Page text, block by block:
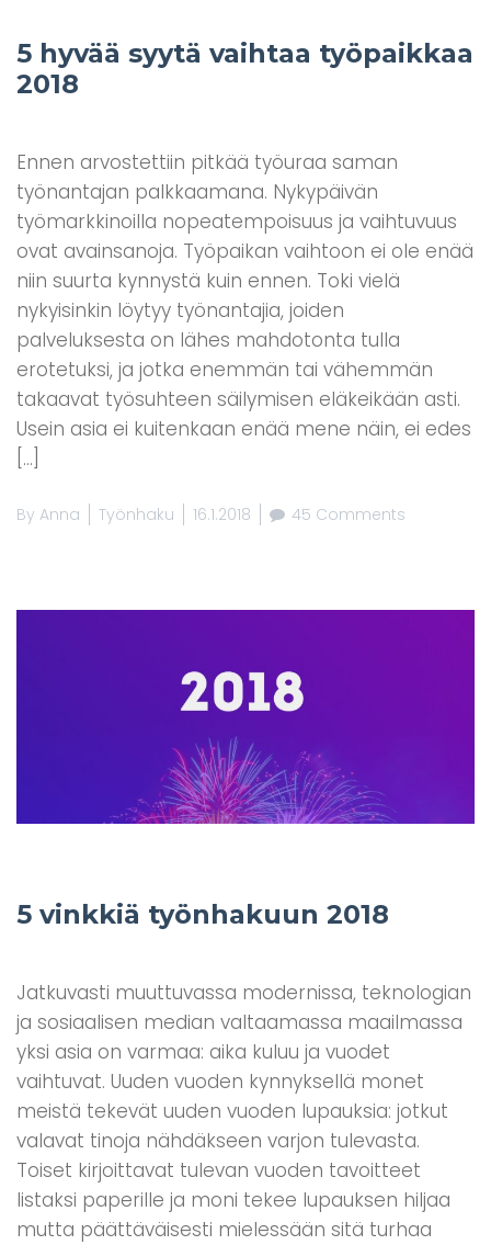
5 hyvää syytä vaihtaa työpaikkaa
2018
Ennen arvostettiin pitkää työuraa saman
työnantajan palkkaamana. Nykypäivän
työmarkkinoilla nopeatempoisuus ja vaihtuvuus
ovat avainsanoja. Työpaikan vaihtoon ei ole enää
niin suurta kynnystä kuin ennen. Toki vielä
nykyisinkin löytyy työnantajia, joiden
palveluksesta on lähes mahdotonta tulla
erotetuksi, ja jotka enemmän tai vähemmän
takaavat työsuhteen säilymisen eläkeikään asti.
Usein asia ei kuitenkaan enää mene näin, ei edes
[…]
By Anna Työnhaku 16.1.2018 45 Comments
5 vinkkiä työnhakuun 2018
Jatkuvasti muuttuvassa modernissa, teknologian
ja sosiaalisen median valtaamassa maailmassa
yksi asia on varmaa: aika kuluu ja vuodet
vaihtuvat. Uuden vuoden kynnyksellä monet
meistä tekevät uuden vuoden lupauksia: jotkut
valavat tinoja nähdäkseen varjon tulevasta.
Toiset kirjoittavat tulevan vuoden tavoitteet
listaksi paperille ja moni tekee lupauksen hiljaa
mutta päättäväisesti mielessään sitä turhaa